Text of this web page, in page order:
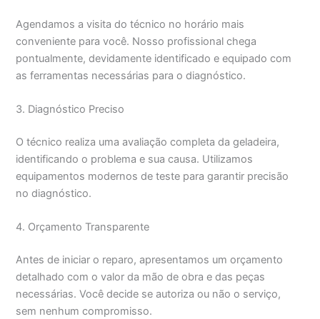
Agendamos a visita do técnico no horário mais
conveniente para você. Nosso profissional chega
pontualmente, devidamente identificado e equipado com
as ferramentas necessárias para o diagnóstico.
3. Diagnóstico Preciso
O técnico realiza uma avaliação completa da geladeira,
identificando o problema e sua causa. Utilizamos
equipamentos modernos de teste para garantir precisão
no diagnóstico.
4. Orçamento Transparente
Antes de iniciar o reparo, apresentamos um orçamento
detalhado com o valor da mão de obra e das peças
necessárias. Você decide se autoriza ou não o serviço,
sem nenhum compromisso.